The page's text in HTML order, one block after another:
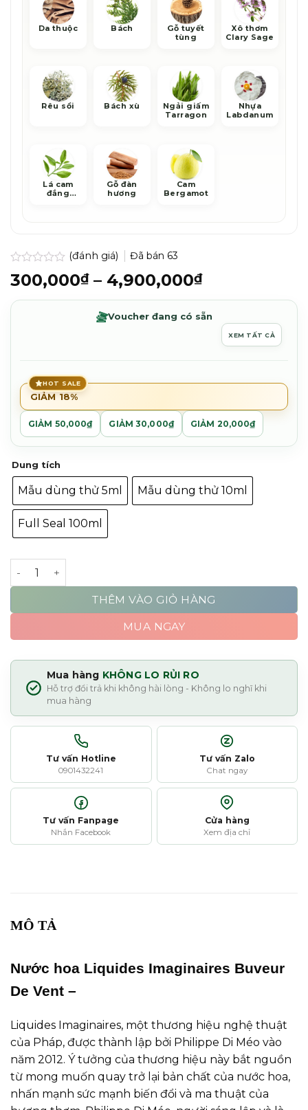
Da thuộc Bách
Gỗ tuyết
tùng
Xô thơm
Clary Sage
Rêu sồi Bách xù
Ngải giấm
Tarragon
Nhựa
Labdanum
Lá cam
đắng
Gỗ đàn
hương
Cam
Bergamot
Được
xếp
0.0
(đánh giá) Đã bán 63
300,000₫ – 4,900,000₫Khoảng
giá:
từ
300,000₫
đến
Voucher đang có sẵn
XEM TẤT CẢ
HOT SALE
GIẢM 18%
GIẢM 50,000₫ GIẢM 30,000₫ GIẢM 20,000₫
Dung tích
Mẫu dùng thử 5ml Mẫu dùng thử 10ml
Full Seal 100ml
Liquides Imaginaires Buveur De Vent số lượng
THÊM VÀO GIỎ HÀNG
MUA NGAY
Mua hàng KHÔNG LO RỦI RO
Hỗ trợ đổi trả khi không hài lòng - Không lo nghĩ khi
mua hàng
Tư vấn Hotline
0901432241
Tư vấn Zalo
Chat ngay
Tư vấn Fanpage
Nhắn Facebook
Cửa hàng
Xem địa chỉ
MÔ TẢ
Nước hoa Liquides Imaginaires Buveur
De Vent –
Liquides Imaginaires, một thương hiệu nghệ thuật
của Pháp, được thành lập bởi Philippe Di Méo vào
năm 2012. Ý tưởng của thương hiệu này bắt nguồn
từ mong muốn quay trở lại bản chất của nước hoa,
nhấn mạnh sức mạnh biến đổi và ma thuật của